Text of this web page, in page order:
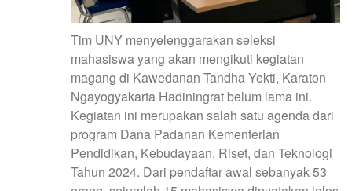
Tim UNY menyelenggarakan seleksi
mahasiswa yang akan mengikuti kegiatan
magang di Kawedanan Tandha Yekti, Karaton
Ngayogyakarta Hadiningrat belum lama ini.
Kegiatan ini merupakan salah satu agenda dari
program Dana Padanan Kementerian
Pendidikan, Kebudayaan, Riset, dan Teknologi
Tahun 2024. Dari pendaftar awal sebanyak 53